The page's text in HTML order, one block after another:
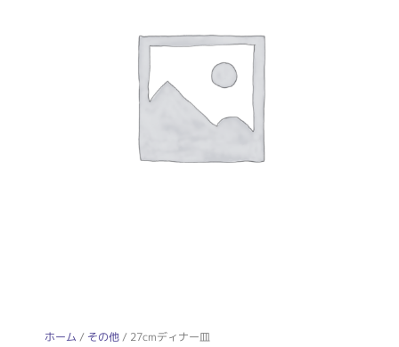
ホーム / その他/ 27cmディナー皿